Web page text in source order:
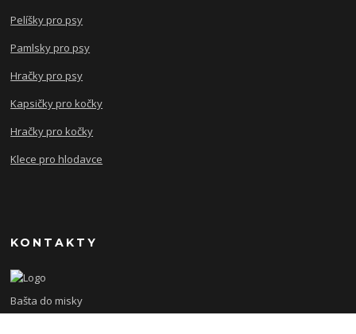
Pelíšky pro psy
Pamlsky pro psy
Hračky pro psy
Kapsičky pro kočky
Hračky pro kočky
Klece pro hlodavce
KONTAKTY
Bašta do misky